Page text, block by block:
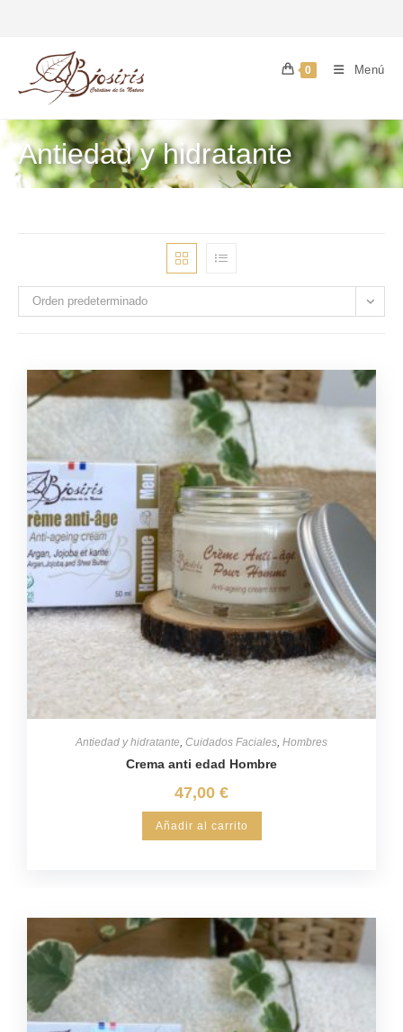
0 Menú
Antiedad y hidratante
Orden predeterminado
Antiedad y hidratante, Cuidados Faciales, Hombres
Crema anti edad Hombre
47,00 €
Añadir al carrito